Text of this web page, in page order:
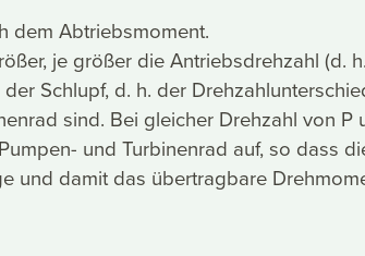
dem Abtriebsmoment.
je größer die Antriebsdrehzahl (d.
Schlupf, d. h. der
sind. Bei gleicher Drehzahl von P
und Turbinenrad auf, so dass
und damit das übertragbare